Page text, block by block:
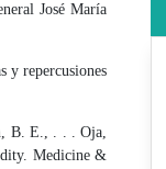
José María
y repercusiones
B. E., . . . Oja,
Medicine &